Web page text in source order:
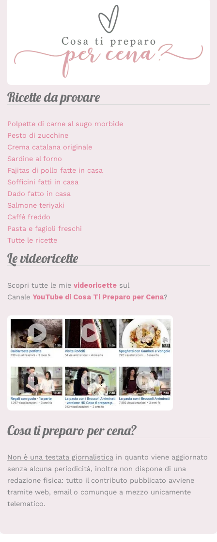
Ricette da provare
Polpette di carne al sugo morbide
Pesto di zucchine
Crema catalana originale
Sardine al forno
Fajitas di pollo fatte in casa
Sofficini fatti in casa
Dado fatto in casa
Salmone teriyaki
Caffé freddo
Pasta e fagioli freschi
Tutte le ricette
Le videoricette
Scopri tutte le mie videoricettesul
Canale YouTube di Cosa Ti Preparo per Cena?
Cosa ti preparo per cena?
Non è una testata giornalisticain quanto viene aggiornato
senza alcuna periodicità, inoltre non dispone di una
redazione fisica: tutto il contributo pubblicato avviene
tramite web, email o comunque a mezzo unicamente
telematico.